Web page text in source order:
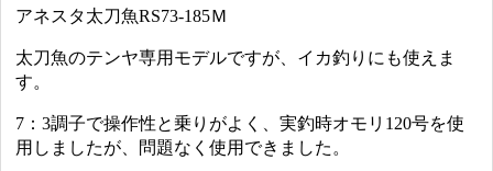
アネスタ太刀魚RS73-185Ｍ
太刀魚のテンヤ専用モデルですが、イカ釣りにも使えま
す。
7：3調子で操作性と乗りがよく、実釣時オモリ120号を使
用しましたが、問題なく使用できました。